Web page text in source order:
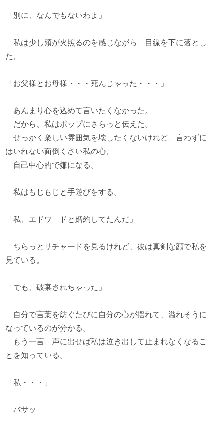
「別に、なんでもないわよ」
私は少し頬が火照るのを感じながら、目線を下に落とし
た。
「お父様とお母様・・・死んじゃった・・・」
あんまり心を込めて言いたくなかった。
だから、私はポップにさらっと伝えた。
せっかく楽しい雰囲気を壊したくないけれど、言わずに
はいれない面倒くさい私の心。
自己中心的で嫌になる。
私はもじもじと手遊びをする。
「私、エドワードと婚約してたんだ」
ちらっとリチャードを見るけれど、彼は真剣な顔で私を
見ている。
「でも、破棄されちゃった」
自分で言葉を紡ぐたびに自分の心が揺れて、溢れそうに
なっているのが分かる。
もう一言、声に出せば私は泣き出して止まれなくなるこ
とを知っている。
「私・・・」
バサッ